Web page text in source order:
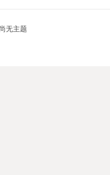
无主题